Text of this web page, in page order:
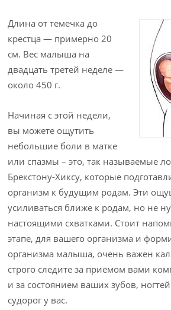
Длина от темечка до
крестца — примерно 20
см. Вес малыша на
двадцать третей неделе —
около 450 г.
Начиная с этой недели,
вы можете ощутить
небольшие боли в матке
или спазмы – это, так называемые
Брекстону-Хиксу, которые
организм к будущим родам. Эти
усиливаться ближе к родам, но не
настоящими схватками. Стоит
этапе, для вашего организма и
организма малыша, очень важен
строго следите за приёмом вами
и за состоянием ваших зубов,
судорог у вас.